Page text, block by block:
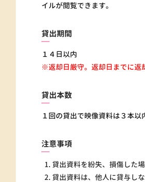
イルが閲覧できます。
貸出期間
１４日以内
※返却日厳守。返却日までに返
貸出本数
１回の貸出で映像資料は３本以
注意事項
貸出資料を紛失、損傷した
貸出資料は、他人に貸与しな